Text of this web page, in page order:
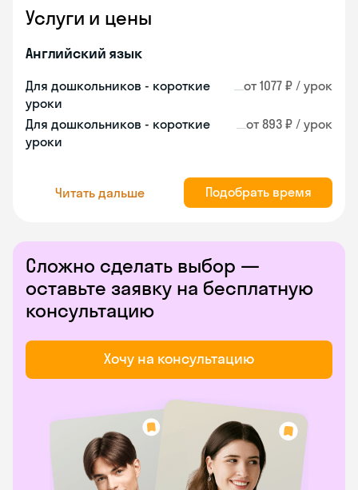
Услуги и цены
Английский язык
Для дошкольников - короткие
уроки
от 1077 ₽ / урок
Для дошкольников - короткие
уроки
от 893 ₽ / урок
Читать дальше Подобрать время
Сложно сделать выбор —
оставьте заявку на бесплатную
консультацию
Хочу на консультацию